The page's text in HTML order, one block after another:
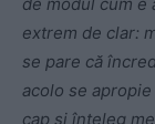
extrem de clar:
se pare că
acolo se
cap şi înţeleg